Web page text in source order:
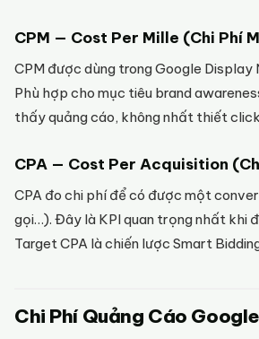
CPM — Cost Per Mille (Chi Phí
CPM được dùng trong Google Display
Phù hợp cho mục tiêu brand
thấy quảng cáo, không nhất thiết
CPA — Cost Per Acquisition
CPA đo chi phí để có được một
gọi…). Đây là KPI quan trọng nhất khi
Target CPA là chiến lược Smart
Chi Phí Quảng Cáo